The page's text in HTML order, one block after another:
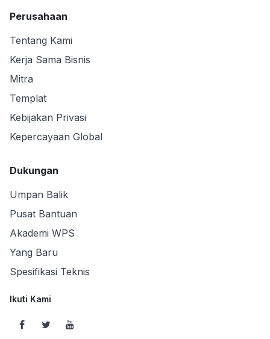
Perusahaan
Tentang Kami
Kerja Sama Bisnis
Mitra
Templat
Kebijakan Privasi
Kepercayaan Global
Dukungan
Umpan Balik
Pusat Bantuan
Akademi WPS
Yang Baru
Spesifikasi Teknis
Ikuti Kami